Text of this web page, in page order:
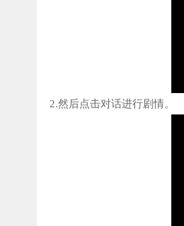
2.然后点击对话进行剧情。